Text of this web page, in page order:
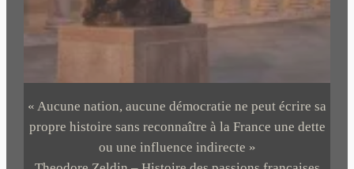
« Aucune nation, aucune démocratie ne peut écrire sa
propre histoire sans reconnaître à la France une dette
ou une influence indirecte »